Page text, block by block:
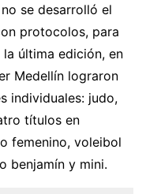
se desarrolló el
protocolos, para
última edición, en
Medellín lograron
individuales: judo,
títulos en
femenino, voleibol
benjamín y mini.